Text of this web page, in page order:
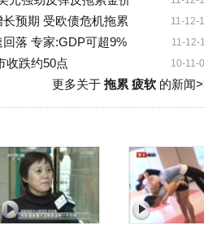
11-12-
预期 受欧债危机拖累
11-12-
落 专家:GDP可超9%
10-11-
收跌约50点
更多关于 拖累 疲软的新闻